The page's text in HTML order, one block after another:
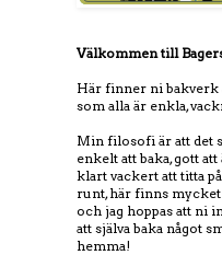
Välkommen till
Här finner ni bakverk
som alla är enkla,
Min filosofi är att det
enkelt att baka, gott att
klart vackert att titta
runt, här finns
och jag hoppas att ni
att själva baka något
hemma!